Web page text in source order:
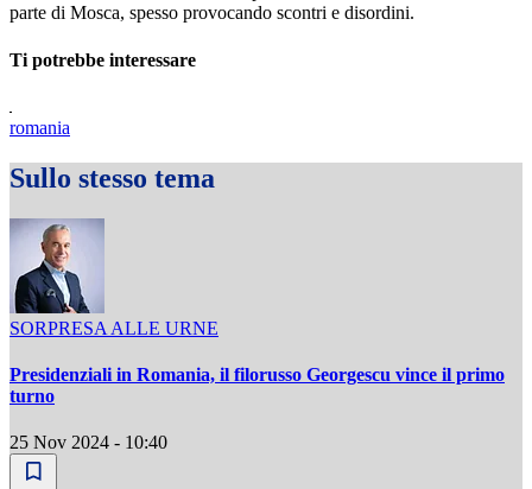
parte di Mosca, spesso provocando scontri e disordini.
Ti potrebbe interessare
romania
Sullo stesso tema
SORPRESA ALLE URNE
Presidenziali in Romania, il filorusso Georgescu vince il primo
turno
25 Nov 2024 - 10:40